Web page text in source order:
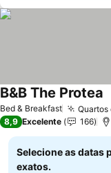
Bed & Breakfast Quartos
B&B The Protea
8,9 Excelente 166
Selecione as datas
exatos.